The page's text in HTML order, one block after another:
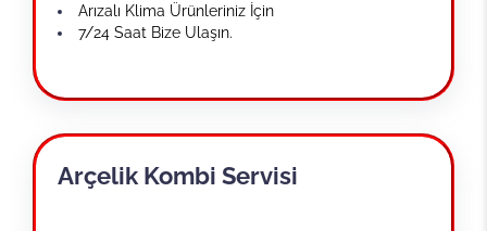
Arızalı Klima Ürünleriniz İçin
7/24 Saat Bize Ulaşın.
Arçelik Kombi Servisi